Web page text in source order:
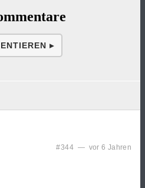
▸
#344 — vor 6 Jahren